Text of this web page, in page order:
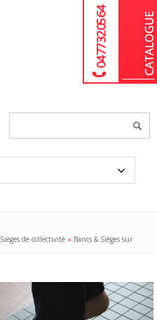
04 77 32 05 64
Sièges de collectivité » Bancs & Sièges sur